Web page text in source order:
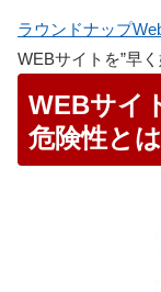
ラウンドナップ
WEBサイトを”早
WEBサイ
危険性とは